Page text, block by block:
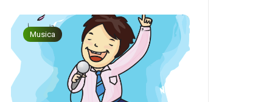
Musica